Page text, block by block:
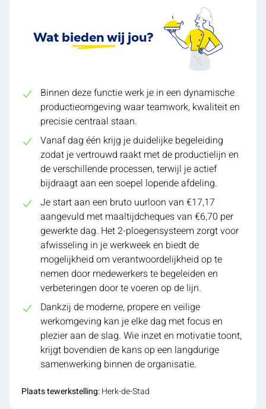
Wat bieden wij jou?
Binnen deze functie werk je in een dynamische
productieomgeving waar teamwork, kwaliteit en
precisie centraal staan.
Vanaf dag één krijg je duidelijke begeleiding
zodat je vertrouwd raakt met de productielijn en
de verschillende processen, terwijl je actief
bijdraagt aan een soepel lopende afdeling.
Je start aan een bruto uurloon van €17,17
aangevuld met maaltijdcheques van €6,70 per
gewerkte dag. Het 2-ploegensysteem zorgt voor
afwisseling in je werkweek en biedt de
mogelijkheid om verantwoordelijkheid op te
nemen door medewerkers te begeleiden en
verbeteringen door te voeren op de lijn.
Dankzij de moderne, propere en veilige
werkomgeving kan je elke dag met focus en
plezier aan de slag. Wie inzet en motivatie toont,
krijgt bovendien de kans op een langdurige
samenwerking binnen de organisatie.
Plaats tewerkstelling:Herk-de-Stad